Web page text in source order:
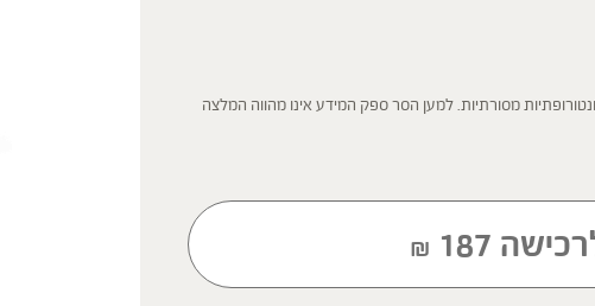
מסורתיות. למען הסר ספק המידע אינו מהווה המלצה
הציבור או לשמש לגביו כהמלצה או הוראה או עצה לשימוש או
ברפואת הצמחים המסורתית.
₪ 187